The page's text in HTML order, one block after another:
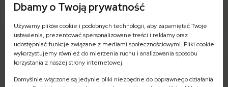
ul. 11-go Listopada 1 (parter)
09-402 Płock
woj. mazowieckie
Pn-Pt: 7:00 - 16:00
Dbamy o Twoją prywatność
Używamy plików cookie i podobnych technologii, aby zapamiętać Twoje
ustawienia, prezentować spersonalizowane treści i reklamy oraz
udostępniać funkcje związane z mediami społecznościowymi. Pliki cookie
wykorzystujemy również do mierzenia ruchu i analizowania sposobu
korzystania z naszej strony internetowej.
Domyślnie włączone są jedynie pliki niezbędne do poprawnego działania